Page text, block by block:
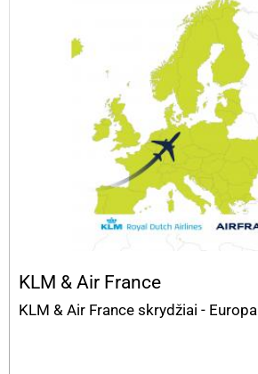
KLM & Air France
KLM & Air France skrydžiai - Europa